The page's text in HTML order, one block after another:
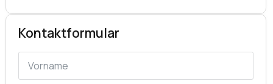
Kontaktformular